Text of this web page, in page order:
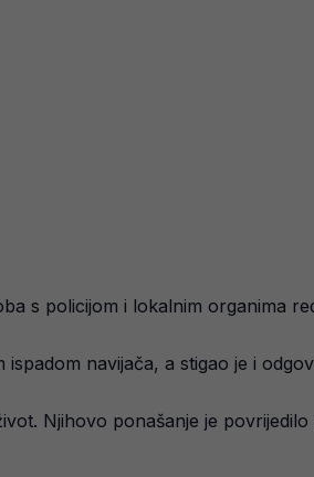
s policijom i lokalnim organima
navijača, a stigao je i
Njihovo ponašanje je